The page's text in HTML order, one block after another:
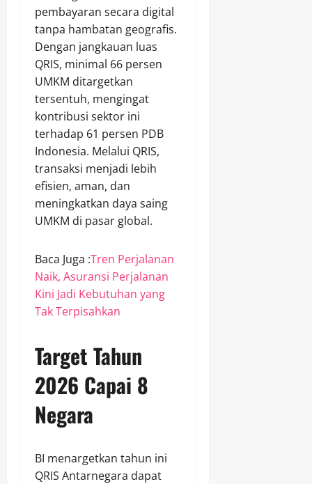
pembayaran secara digital
tanpa hambatan geografis.
Dengan jangkauan luas
QRIS, minimal 66 persen
UMKM ditargetkan
tersentuh, mengingat
kontribusi sektor ini
terhadap 61 persen PDB
Indonesia. Melalui QRIS,
transaksi menjadi lebih
efisien, aman, dan
meningkatkan daya saing
UMKM di pasar global.
Baca Juga :Tren Perjalanan
Naik, Asuransi Perjalanan
Kini Jadi Kebutuhan yang
Tak Terpisahkan
Target Tahun
2026 Capai 8
Negara
BI menargetkan tahun ini
QRIS Antarnegara dapat